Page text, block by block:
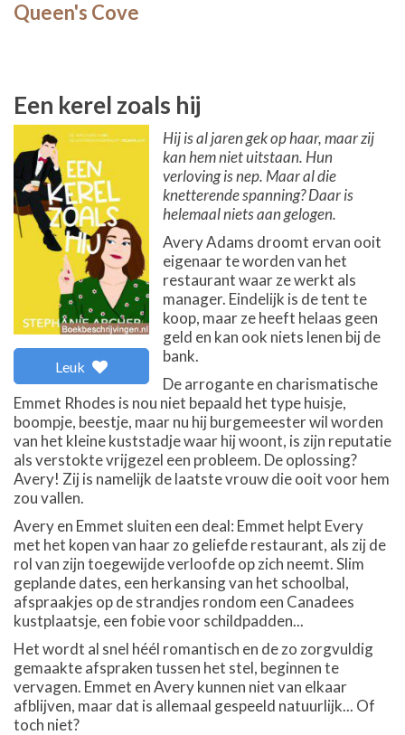
Queen's Cove
Een kerel zoals hij
Leuk
Hij is al jaren gek op haar, maar zij
kan hem niet uitstaan. Hun
verloving is nep. Maar al die
knetterende spanning? Daar is
helemaal niets aan gelogen.
Avery Adams droomt ervan ooit
eigenaar te worden van het
restaurant waar ze werkt als
manager. Eindelijk is de tent te
koop, maar ze heeft helaas geen
geld en kan ook niets lenen bij de
bank.
De arrogante en charismatische
Emmet Rhodes is nou niet bepaald het type huisje,
boompje, beestje, maar nu hij burgemeester wil worden
van het kleine kuststadje waar hij woont, is zijn reputatie
als verstokte vrijgezel een probleem. De oplossing?
Avery! Zij is namelijk de laatste vrouw die ooit voor hem
zou vallen.
Avery en Emmet sluiten een deal: Emmet helpt Every
met het kopen van haar zo geliefde restaurant, als zij de
rol van zijn toegewijde verloofde op zich neemt. Slim
geplande dates, een herkansing van het schoolbal,
afspraakjes op de strandjes rondom een Canadees
kustplaatsje, een fobie voor schildpadden...
Het wordt al snel héél romantisch en de zo zorgvuldig
gemaakte afspraken tussen het stel, beginnen te
vervagen. Emmet en Avery kunnen niet van elkaar
afblijven, maar dat is allemaal gespeeld natuurlijk... Of
toch niet?